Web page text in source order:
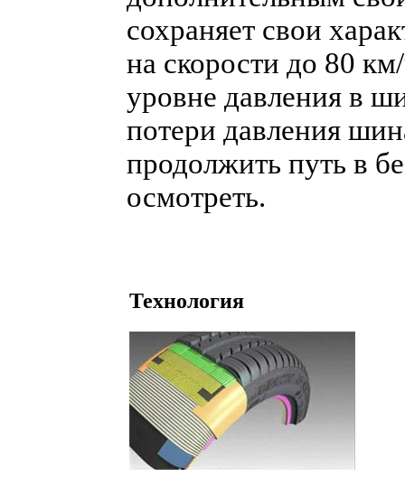
сохраняет свои
на скорости до 80
уровне давления в
потери давления
продолжить путь в
осмотреть.
Технология